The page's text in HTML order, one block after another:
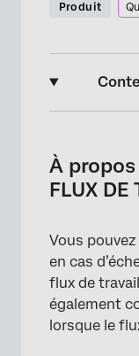
Produit
travail
Résolution
DE TRAVAIL
À
FLUX DE
Vous
en cas
flux de
également
lorsque le